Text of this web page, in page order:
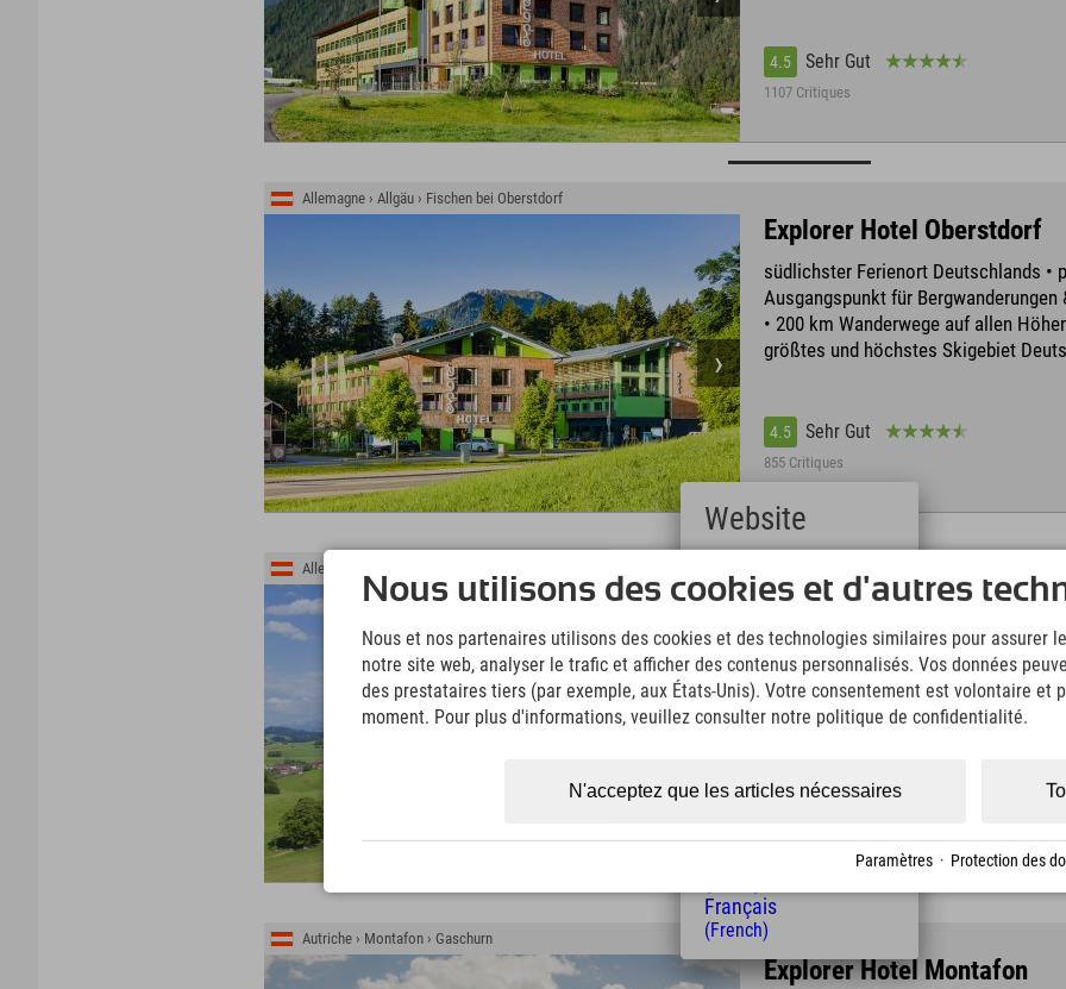
4.5 Sehr Gut
1107 Critiques
Allemagne › Allgäu › Fischen bei Oberstdorf
Explorer Hotel Oberstdorf
südlichster Ferienort Deutschlands •
Ausgangspunkt für Bergwanderungen
• 200 km Wanderwege auf allen
größtes und höchstes Skigebiet
4.5 Sehr Gut
855 Critiques
Allemagne › Allgäu › Königsschlösser › Nesselwang
Explorer Hotel
An der Alpspitzbahn in Nesselwang
Sommerrodeln & Alpspitzkick • nur
Königsschlössern • Pisten,
& täglich Nachtskifahren direkt am
4.4 Sehr Gut
Autriche › Montafon › Gaschurn
Explorer Hotel Montafon
Nous utilisons des cookies et d'autres
Nous et nos partenaires utilisons des cookies et des technologies similaires pour assurer
notre site web, analyser le trafic et afficher des contenus personnalisés. Vos données
des prestataires tiers (par exemple, aux États-Unis). Votre consentement est volontaire et
moment. Pour plus d'informations, veuillez consulter notre politique de confidentialité.
N'acceptez que les articles nécessaires
Paramètres · Protection des
Website
Deutsch
(German)
(English)
Italiano
(Italian)
Čeština
(Polish)
(Hungarian)
Français
(French)